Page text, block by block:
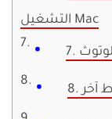
التشغيل Mac
آخر